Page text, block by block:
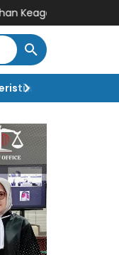
Sasaran Non Fisik